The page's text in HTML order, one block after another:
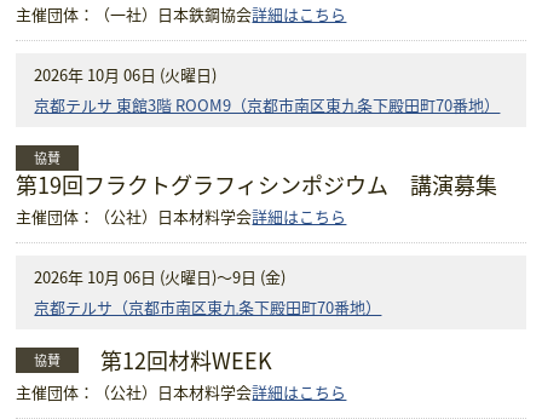
主催団体：（一社）日本鉄鋼協会詳細はこちら
2026年 10月 06日 (火曜日)
京都テルサ 東館3階 ROOM9（京都市南区東九条下殿田町70番地）
協賛
第19回フラクトグラフィシンポジウム 講演募集
主催団体：（公社）日本材料学会詳細はこちら
2026年 10月 06日 (火曜日)～9日 (金)
京都テルサ（京都市南区東九条下殿田町70番地）
協賛 第12回材料WEEK
主催団体：（公社）日本材料学会詳細はこちら